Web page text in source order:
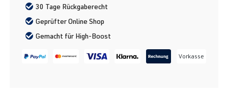
30 Tage Rückgaberecht
Geprüfter Online Shop
Gemacht für High-Boost
Vorkasse